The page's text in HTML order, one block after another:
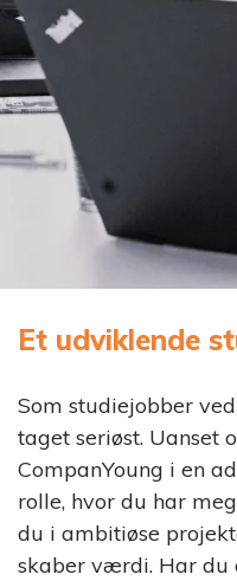
Et udviklende
Som studiejobber
taget seriøst. Uanset
CompanYoung i en
rolle, hvor du har
du i ambitiøse
skaber værdi. Har du